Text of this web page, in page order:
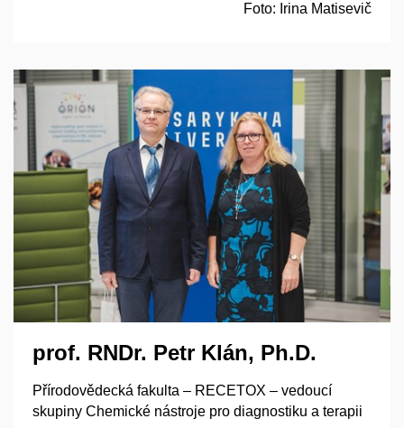
Foto: Irina Matisevič
prof. RNDr. Petr Klán, Ph.D.
Přírodovědecká fakulta – RECETOX – vedoucí
skupiny Chemické nástroje pro diagnostiku a terapii